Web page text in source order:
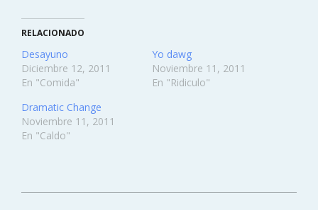
RELACIONADO
Desayuno
Diciembre 12, 2011
En "Comida"
Yo dawg
Noviembre 11, 2011
En "Ridiculo"
Dramatic Change
Noviembre 11, 2011
En "Caldo"